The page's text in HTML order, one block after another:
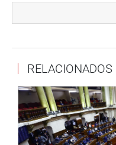
RELACIONADOS